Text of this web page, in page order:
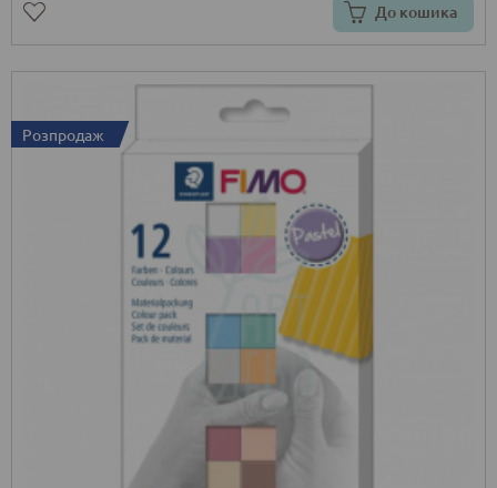
До кошика
Розпродаж